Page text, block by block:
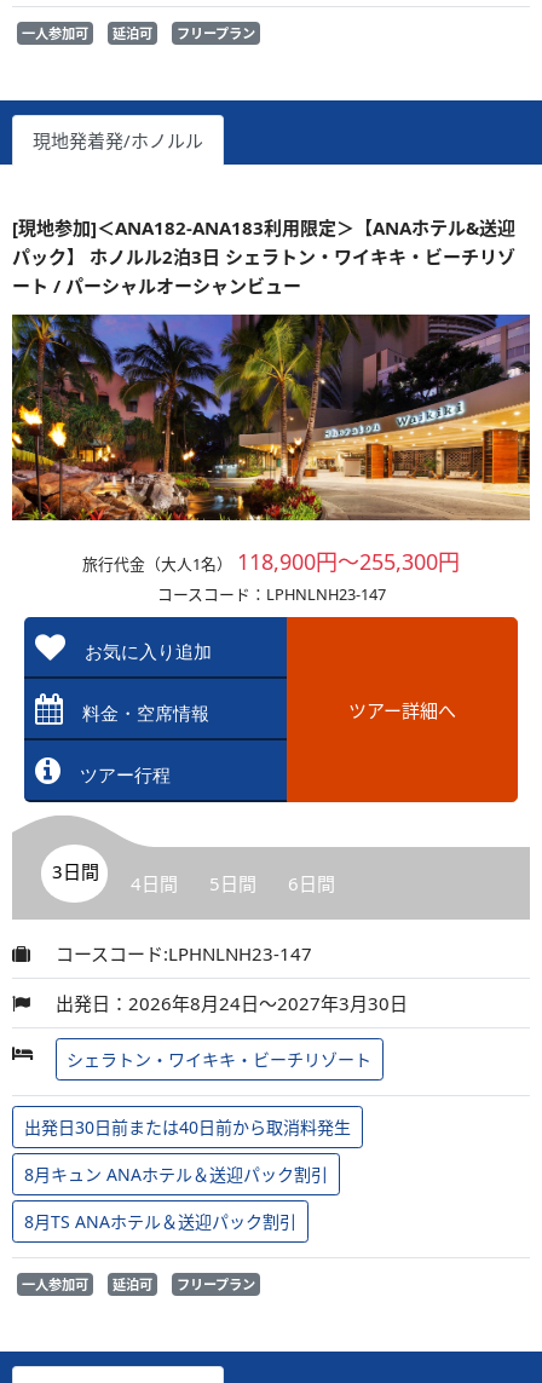
一人参加可 延泊可 フリープラン
現地発着発/ホノルル
[現地参加]＜ANA182-ANA183利用限定＞【ANAホテル&送迎
パック】 ホノルル2泊3日 シェラトン・ワイキキ・ビーチリゾ
ート / パーシャルオーシャンビュー
旅行代金（大人1名） 118,900円～255,300円
コースコード：LPHNLNH23-147
お気に入り追加
料金・空席情報
ツアー行程
ツアー詳細へ
3日間 4日間 5日間 6日間
コースコード:LPHNLNH23-147
出発日：2026年8月24日～2027年3月30日
シェラトン・ワイキキ・ビーチリゾート
出発日30日前または40日前から取消料発生
8月キュン ANAホテル＆送迎パック割引
8月TS ANAホテル＆送迎パック割引
一人参加可 延泊可 フリープラン